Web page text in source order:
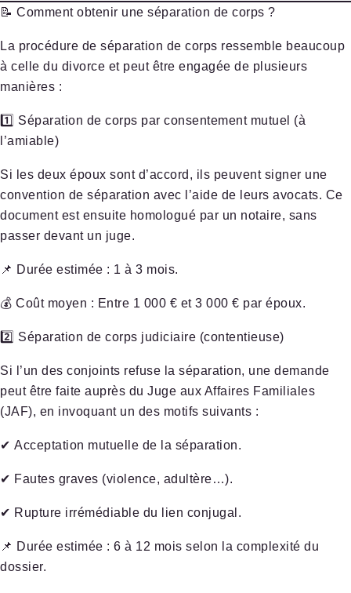
📝 Comment obtenir une séparation de corps ?
La procédure de séparation de corps ressemble beaucoup
à celle du divorce et peut être engagée de plusieurs
manières :
1️⃣ Séparation de corps par consentement mutuel (à
l’amiable)
Si les deux époux sont d’accord, ils peuvent signer une
convention de séparation avec l’aide de leurs avocats. Ce
document est ensuite homologué par un notaire, sans
passer devant un juge.
📌 Durée estimée : 1 à 3 mois.
💰 Coût moyen : Entre 1 000 € et 3 000 € par époux.
2️⃣ Séparation de corps judiciaire (contentieuse)
Si l’un des conjoints refuse la séparation, une demande
peut être faite auprès du Juge aux Affaires Familiales
(JAF), en invoquant un des motifs suivants :
✔ Acceptation mutuelle de la séparation.
✔ Fautes graves (violence, adultère…).
✔ Rupture irrémédiable du lien conjugal .
📌 Durée estimée : 6 à 12 mois selon la complexité du
dossier.